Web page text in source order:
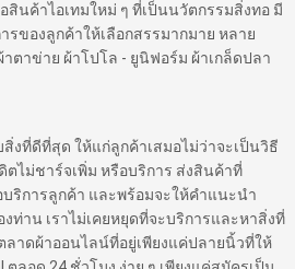
นค้าไอเทมใหม่ ๆ ที่เป็นนวัตกรรมสิ่งทอ มี
รของลูกค้าให้เลือกสรรมากมาย หลาย
ตาข่าย ผ้าโปโล - ยูนิฟอร์ม ผ้าเกล็ดปลา
งที่ดีที่สุด ให้แก่ลูกค้าเสมอไม่ว่าจะเป็นวิธี
ตไม่ชาร์จเพิ่ม หรือบริการ ส่งสินค้าที่
บริการลูกค้า และพร้อมจะให้คำแนะนำ
ท่าน เราไม่เคยหยุดที่จะบริการและหาสิ่งที่
ลาดผ้าออนไลน์ที่อยู่เพียงแค่ปลายนิ้วที่ให้